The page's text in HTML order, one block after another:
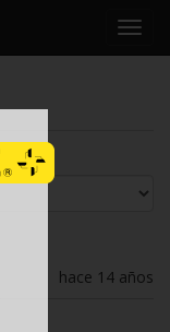
hace 14 años